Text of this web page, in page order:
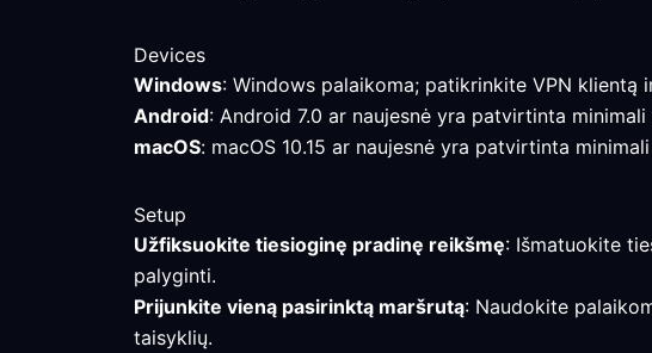
Devices
Windows: Windows palaikoma; patikrinkite VPN
Android: Android 7.0 ar naujesnė yra patvirtinta
macOS: macOS 10.15 ar naujesnė yra patvirtinta
Setup
Užfiksuokite tiesioginę pradinę reikšmę: Išmatuokite
palyginti.
Prijunkite vieną pasirinktą maršrutą: Naudokite
taisyklių.